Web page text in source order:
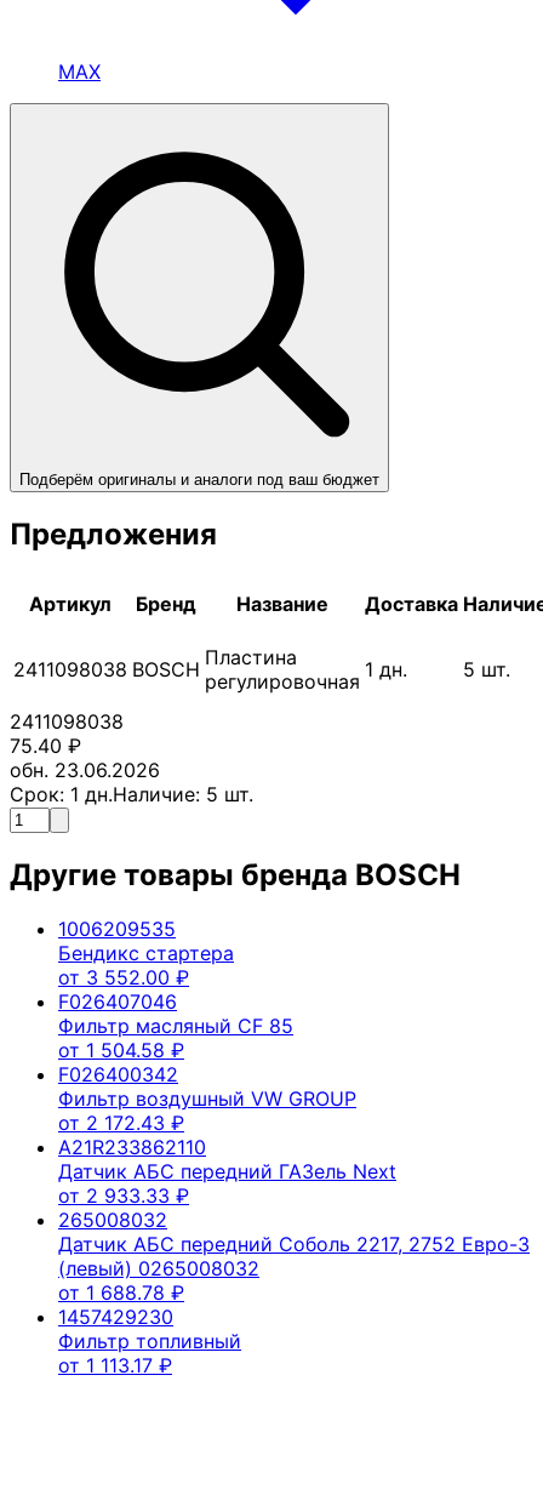
MAX
Подберём оригиналы и аналоги под ваш бюджет
Предложения
Артикул Бренд Название Доставка
2411098038 BOSCH Пластина
регулировочная 1 дн. 5 шт.
2411098038
75.40 ₽
обн. 23.06.2026
Срок: 1 дн.Наличие: 5 шт.
Другие товары бренда BOSCH
1006209535
Бендикс стартера
от 3 552.00 ₽
F026407046
Фильтр масляный CF 85
от 1 504.58 ₽
F026400342
Фильтр воздушный VW GROUP
от 2 172.43 ₽
A21R233862110
Датчик АБС передний ГАЗель Next
от 2 933.33 ₽
265008032
Датчик АБС передний Соболь 2217, 2752 Евро-3
(левый) 0265008032
от 1 688.78 ₽
1457429230
Фильтр топливный
от 1 113.17 ₽